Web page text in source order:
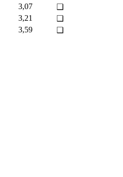
3,07
❑
3,21
❑
3,59 ❑